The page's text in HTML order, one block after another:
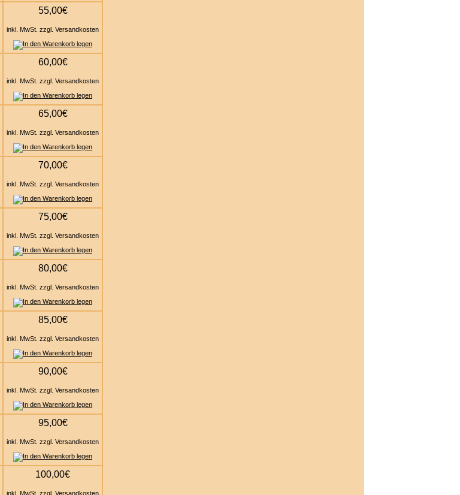
55,00€
inkl. MwSt. zzgl. Versandkosten
60,00€
inkl. MwSt. zzgl. Versandkosten
65,00€
inkl. MwSt. zzgl. Versandkosten
70,00€
inkl. MwSt. zzgl. Versandkosten
75,00€
inkl. MwSt. zzgl. Versandkosten
80,00€
inkl. MwSt. zzgl. Versandkosten
85,00€
inkl. MwSt. zzgl. Versandkosten
90,00€
inkl. MwSt. zzgl. Versandkosten
95,00€
inkl. MwSt. zzgl. Versandkosten
100,00€
inkl. MwSt. zzgl. Versandkosten